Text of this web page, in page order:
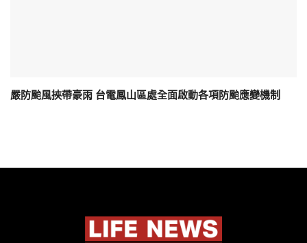
嚴防颱風挾帶豪雨 台電鳳山區處全面啟動各項防颱應變機制